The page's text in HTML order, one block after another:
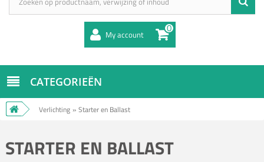
My account 0
CATEGORIEËN
Verlichting » Starter en Ballast
STARTER EN BALLAST